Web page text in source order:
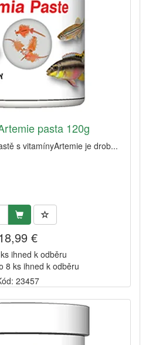
pasta 120g
s vitamínyArtemie je drob...
18,99 €
ihned k odběru
8 ks ihned k odběru
23457